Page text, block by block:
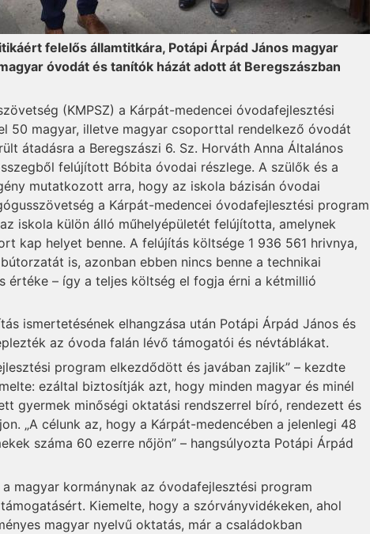
felelős államtitkára, Potápi Árpád János magyar
óvodát és tanítók házát adott át Beregszászban
(KMPSZ) a Kárpát-medencei óvodafejlesztési
50 magyar, illetve magyar csoporttal rendelkező óvodát
átadásra a Beregszászi 6. Sz. Horváth Anna Általános
felújított Bóbita óvodai részlege. A szülők és a
mutatkozott arra, hogy az iskola bázisán óvodai
a Kárpát-medencei óvodafejlesztési program
iskola külön álló műhelyépületét felújította, amelynek
kap helyet benne. A felújítás költsége 1 936 561 hrivnya,
is, azonban ebben nincs benne a technikai
értéke – így a teljes költség el fogja érni a kétmillió
ismertetésének elhangzása után Potápi Árpád János és
az óvoda falán lévő támogatói és névtáblákat.
program elkezdődött és javában zajlik” – kezdte
ezáltal biztosítják azt, hogy minden magyar és minél
gyermek minőségi oktatási rendszerrel bíró, rendezett és
„A célunk az, hogy a Kárpát-medencében a jelenlegi 48
száma 60 ezerre nőjön” – hangsúlyozta Potápi Árpád
magyar kormánynak az óvodafejlesztési program
Kiemelte, hogy a szórványvidékeken, ahol
magyar nyelvű oktatás, már a családokban